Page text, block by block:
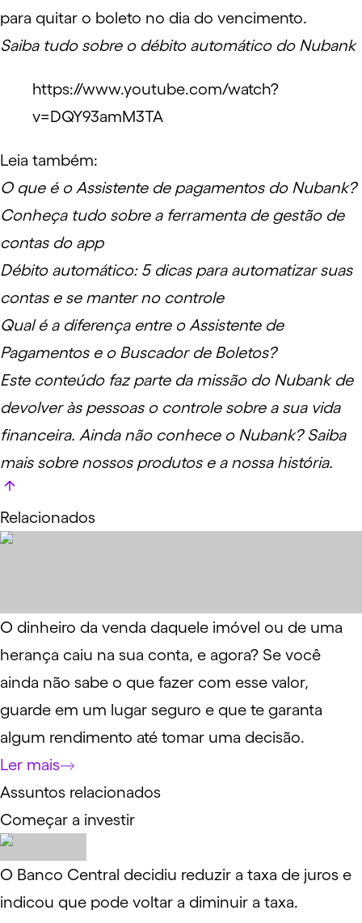
para quitar o boleto no dia do vencimento.
Saiba tudo sobre o débito automático do Nubank
https://www.youtube.com/watch?
v=DQY93amM3TA
Leia também:
O que é o Assistente de pagamentos do Nubank?
Conheça tudo sobre a ferramenta de gestão de
contas do app
Débito automático: 5 dicas para automatizar suas
contas e se manter no controle
Qual é a diferença entre o Assistente de
Pagamentos e o Buscador de Boletos?
Este conteúdo faz parte da missão do Nubank de
devolver às pessoas o controle sobre a sua vida
financeira. Ainda não conhece o Nubank? Saiba
maissobre nossos produtos e a nossa história.
Relacionados
O dinheiro da venda daquele imóvel ou de uma
herança caiu na sua conta, e agora? Se você
ainda não sabe o que fazer com esse valor,
guarde em um lugar seguro e que te garanta
algum rendimento até tomar uma decisão.
Ler mais
Assuntos relacionados
Começar a investir
O Banco Central decidiu reduzir a taxa de juros e
indicou que pode voltar a diminuir a taxa.